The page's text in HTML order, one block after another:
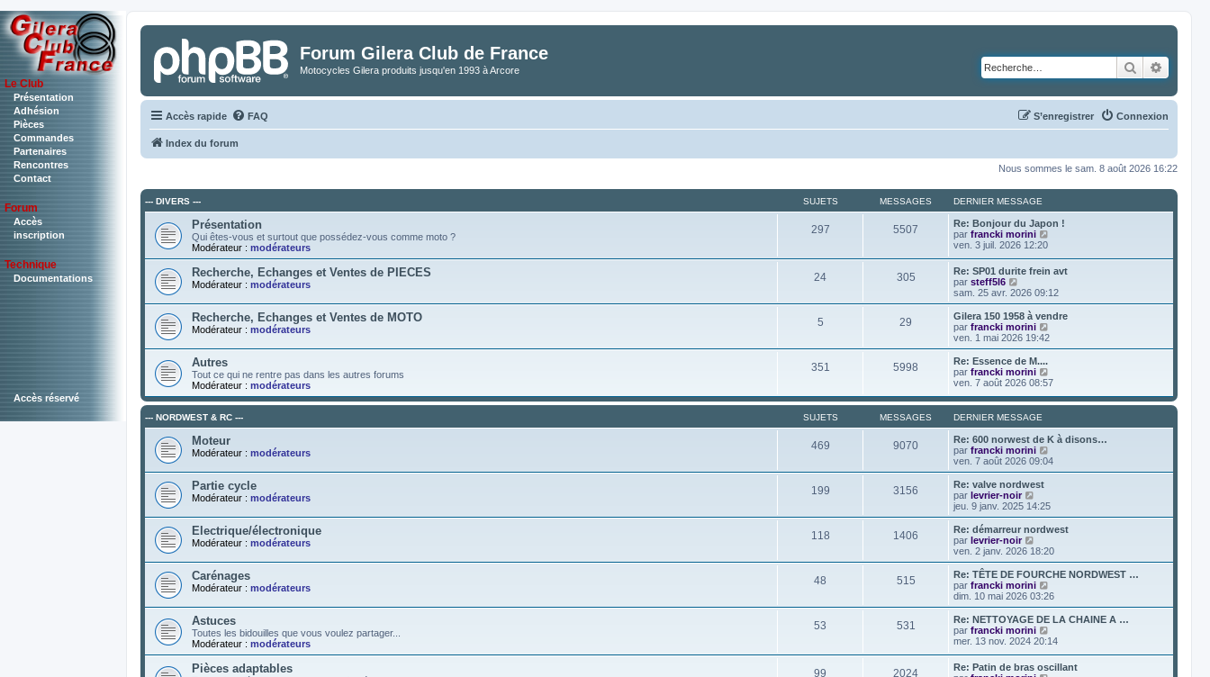
Le Club
Présentation
Adhésion
Pièces
Commandes
Partenaires
Rencontres
Contact
Forum
Accès
inscription
Technique
Documentations
Accès réservé
Forum Gilera Club de France
Motocycles Gilera produits jusqu'en 1993 à Arcore Rechercher
Accès rapide FAQ Connexion
S’enregistrer
Index du forum
Nous sommes le sam. 8 août 2026 16:22
--- DIVERS --- SUJETS MESSAGES DERNIER MESSAGE
Présentation
Qui êtes-vous et surtout que possédez-vous comme moto ?
Modérateur : modérateurs
297 5507
Re: Bonjour du Japon !
par francki morini
l
e
d
e
r
i
e
e
s
s
g
e
ven. 3 juil. 2026 12:20
Recherche, Echanges et Ventes de PIECES
Modérateur : modérateurs
24 305
Re: SP01 durite frein avt
par steff5l6
o
i
r
l
e
e
r
n
i
e
m
e
s
s
a
g
e
sam. 25 avr. 2026 09:12
Recherche, Echanges et Ventes de MOTO
Modérateur : modérateurs
5 29
Gilera 150 1958 à vendre
par francki morini
o
i
e
e
i
e
r
m
e
a
g
e
ven. 1 mai 2026 19:42
Autres
Tout ce qui ne rentre pas dans les autres forums
Modérateur : modérateurs
351 5998
Re: Essence de M....
par francki morini
o
r
d
e
r
n
r
m
e
s
a
g
e
ven. 7 août 2026 08:57
--- NORDWEST & RC --- SUJETS MESSAGES DERNIER MESSAGE
Moteur
Modérateur : modérateurs
469 9070
Re: 600 norwest de K à disons…
par francki morini
o
i
e
r
n
i
r
e
s
s
g
e
ven. 7 août 2026 09:04
Partie cycle
Modérateur : modérateurs
199 3156
Re: valve nordwest
par levrier-noir
o
i
r
e
e
r
n
i
r
m
e
s
s
jeu. 9 janv. 2025 14:25
Electrique/électronique
Modérateur : modérateurs
118 1406
Re: démarreur nordwest
par levrier-noir
o
i
r
l
e
e
r
n
i
e
r
ven. 2 janv. 2026 18:20
Carénages
Modérateur : modérateurs
48 515
Re: TÊTE DE FOURCHE NORDWEST …
par francki morini
o
i
r
e
r
dim. 10 mai 2026 03:26
Astuces
Toutes les bidouilles que vous voulez partager...
Modérateur : modérateurs
53 531
Re: NETTOYAGE DE LA CHAINE A …
par francki morini
o
l
mer. 13 nov. 2024 20:14
Pièces adaptables 99 2024
Re: Patin de bras oscillant